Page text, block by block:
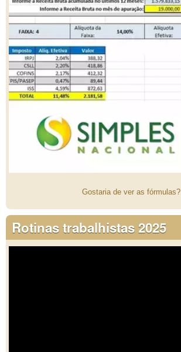
Gostaria de ver as fórmulas?
Rotinas trabalhistas 2025